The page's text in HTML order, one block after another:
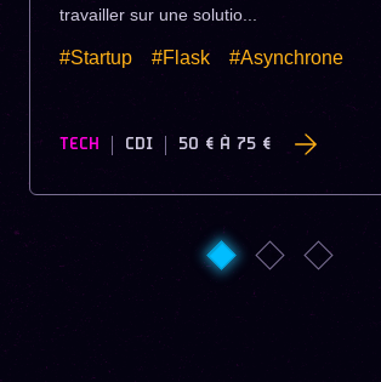
travailler sur une solutio...
#Startup #Flask #Asynchrone
TECH CDI 50 € À 75 €